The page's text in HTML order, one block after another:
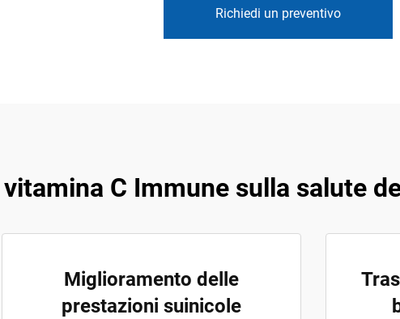
Richiedi un preventivo
C Immune sulla salute
Miglioramento delle
prestazioni suinicole